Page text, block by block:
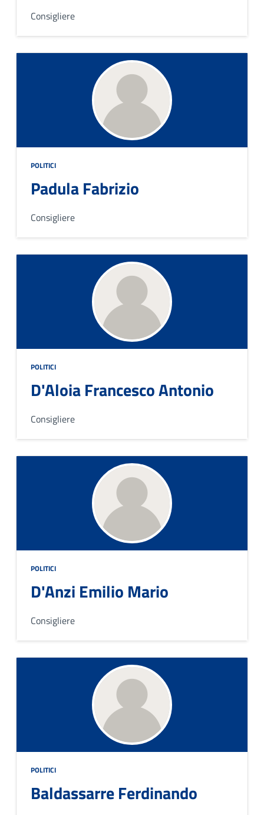
Consigliere
POLITICI
Padula Fabrizio
Consigliere
POLITICI
D'Aloia Francesco Antonio
Consigliere
POLITICI
D'Anzi Emilio Mario
Consigliere
POLITICI
Baldassarre Ferdinando